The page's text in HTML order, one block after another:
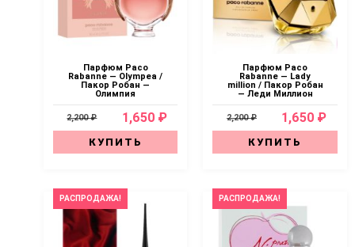
Парфюм Paco
Rabanne — Olympea /
Пакор Робан —
Олимпия
2,200 ₽ 1,650 ₽
КУПИТЬ
Парфюм Paco
Rabanne — Lady
million / Пакор Робан
— Леди Миллион
2,200 ₽ 1,650 ₽
КУПИТЬ
РАСПРОДАЖА! РАСПРОДАЖА!